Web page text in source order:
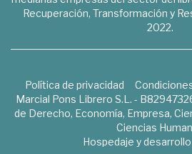
Recuperación, Transformación y
2022.
Política de privacidad
Marcial Pons Librero S.L. -
de Derecho, Economía, Empresa,
Ciencias
Hospedaje y desarrollo